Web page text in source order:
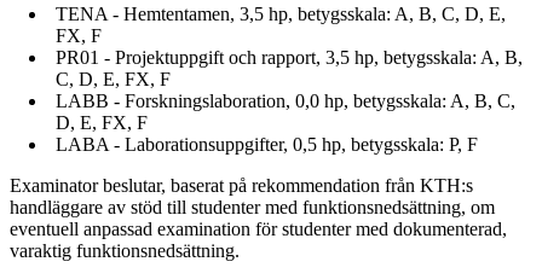
TENA - Hemtentamen, 3,5 hp, betygsskala: A, B, C, D, E,
FX, F
PR01 - Projektuppgift och rapport, 3,5 hp, betygsskala: A, B,
C, D, E, FX, F
LABB - Forskningslaboration, 0,0 hp, betygsskala: A, B, C,
D, E, FX, F
LABA - Laborationsuppgifter, 0,5 hp, betygsskala: P, F
Examinator beslutar, baserat på rekommendation från KTH:s
handläggare av stöd till studenter med funktionsnedsättning, om
eventuell anpassad examination för studenter med dokumenterad,
varaktig funktionsnedsättning.